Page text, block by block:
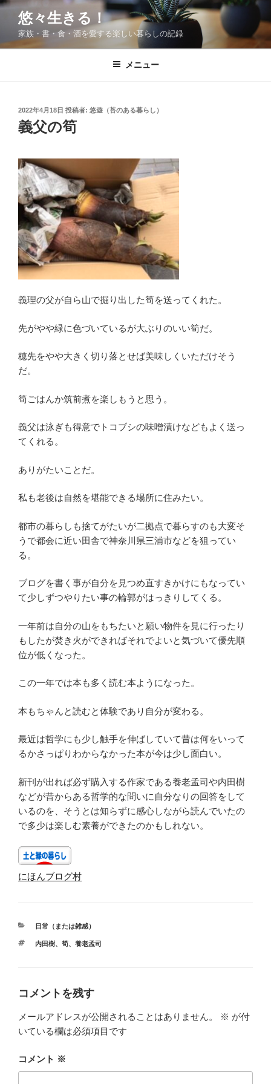
コ
ン
悠々生きる！
家族・書・食・酒を愛する楽しい暮らしの記録
メニュー
投
稿
日:
2022年4月18日 投稿者: 悠遊（苔のある暮らし）
義父の筍
義理の父が自ら山で掘り出した筍を送ってくれた。
先がやや緑に色づいているが大ぶりのいい筍だ。
穂先をやや大きく切り落とせば美味しくいただけそう
だ。
筍ごはんか筑前煮を楽しもうと思う。
義父は泳ぎも得意でトコブシの味噌漬けなどもよく送っ
てくれる。
ありがたいことだ。
私も老後は自然を堪能できる場所に住みたい。
都市の暮らしも捨てがたいが二拠点で暮らすのも大変そ
うで都会に近い田舎で神奈川県三浦市などを狙ってい
る。
ブログを書く事が自分を見つめ直すきかけにもなってい
て少しずつやりたい事の輪郭がはっきりしてくる。
一年前は自分の山をもちたいと願い物件を見に行ったり
もしたが焚き火ができればそれでよいと気づいて優先順
位が低くなった。
この一年では本も多く読む本ようになった。
本もちゃんと読むと体験であり自分が変わる。
最近は哲学にも少し触手を伸ばしていて昔は何をいって
るかさっぱりわからなかった本が今は少し面白い。
新刊が出れば必ず購入する作家である養老孟司や内田樹
などが昔からある哲学的な問いに自分なりの回答をして
いるのを、そうとは知らずに感心しながら読んでいたの
で多少は楽しむ素養ができたのかもしれない。
にほんブログ村
カ
ゴ
日常（または雑感）
タ
内田樹、 筍、 養老孟司
コメントを残す
メールアドレスが公開されることはありません。 ※ が付
いている欄は必須項目です
コメント ※